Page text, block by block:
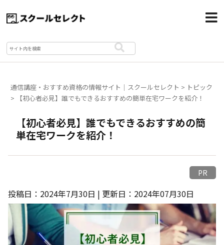
通信講座・おすすめ資格の情報サイト｜スクールセレクト > トピック
>
【初心者必見】誰でもできるおすすめの簡単在宅ワークを紹介！
【初心者必見】誰でもできるおすすめの簡
単在宅ワークを紹介！
PR
投稿日：2024年7月30日 | 更新日：2024年07月30日